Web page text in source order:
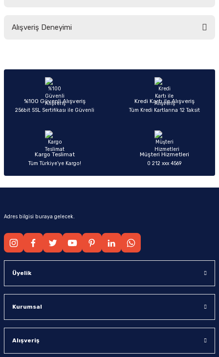
yetersiz gördüğünüz noktaları öneri formunu kullanarak tarafımıza
Ürün açıklamasında eksik bilgiler bulunuyor.
Ürün bilgilerinde hatalar bulunuyor.
Ürün fiyatı diğer sitelerden daha pahalı.
Alışveriş Deneyimi
Sitemize ilk yorumu siz yapın!
%100 Güvenli Alışveriş
256bit SSL Sertifikası ile Güvenli
Kredi Kartı ile Alışveriş
Tüm Kredi Kartlarına 12 Taksit
Kargo Teslimat
Tüm Türkiye’ye Kargo!
Müşteri Hizmetleri
0 212 xxx 4569
Adres bilgisi buraya gelecek.
Üyelik
Kurumsal
Alışveriş